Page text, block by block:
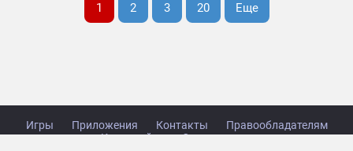
1 2 3 20 Еще
Игры Приложения Контакты
Правообладателям
Карта сайта
Стол заказов